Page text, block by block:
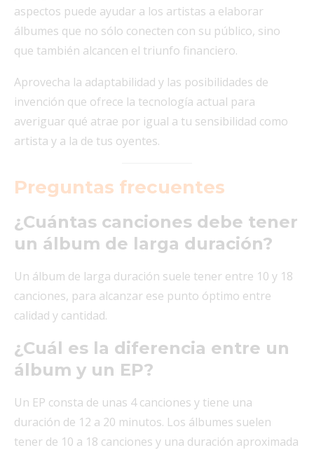
aspectos puede ayudar a los artistas a elaborar
álbumes que no sólo conecten con su público, sino
que también alcancen el triunfo financiero.
Aprovecha la adaptabilidad y las posibilidades de
invención que ofrece la tecnología actual para
averiguar qué atrae por igual a tu sensibilidad como
artista y a la de tus oyentes.
Preguntas frecuentes
¿Cuántas canciones debe tener
un álbum de larga duración?
Un álbum de larga duración suele tener entre 10 y 18
canciones, para alcanzar ese punto óptimo entre
calidad y cantidad.
¿Cuál es la diferencia entre un
álbum y un EP?
Un EP consta de unas 4 canciones y tiene una
duración de 12 a 20 minutos. Los álbumes suelen
tener de 10 a 18 canciones y una duración aproximada